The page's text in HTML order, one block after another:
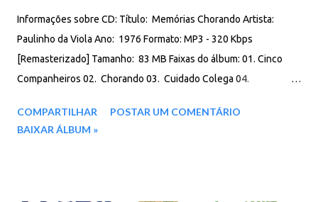
Informações sobre CD: Título: Memórias Chorando Artista:
Paulinho da Viola Ano: 1976 Formato: MP3 - 320 Kbps
[Remasterizado] Tamanho: 83 MB Faixas do álbum: 01. Cinco
Companheiros 02. Chorando 03. Cuidado Colega 04.
Oração De Outono 08. Beliscando 09. Segura Ele 10. Choro De
COMPARTILHAR
POSTAR UM COMENTÁRIO
BAIXAR ÁLBUM »